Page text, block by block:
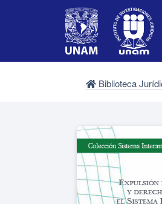
Biblioteca